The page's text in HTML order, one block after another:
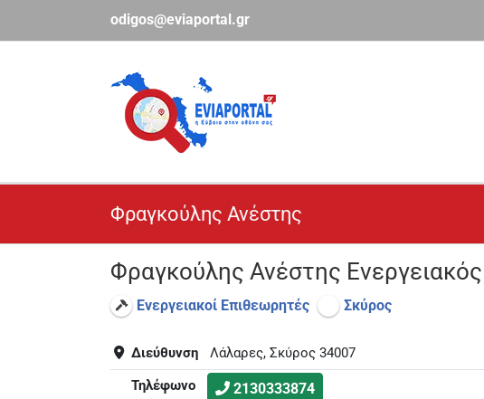
περιεχόμενο
odigos@eviaportal.gr
Φραγκούλης Ανέστης
Φραγκούλης Ανέστης
Ενεργειακοί Επιθεωρητές Σκύρος
Διεύθυνση
Λάλαρες, Σκύρος 34007
Τηλέφωνο
2130333874